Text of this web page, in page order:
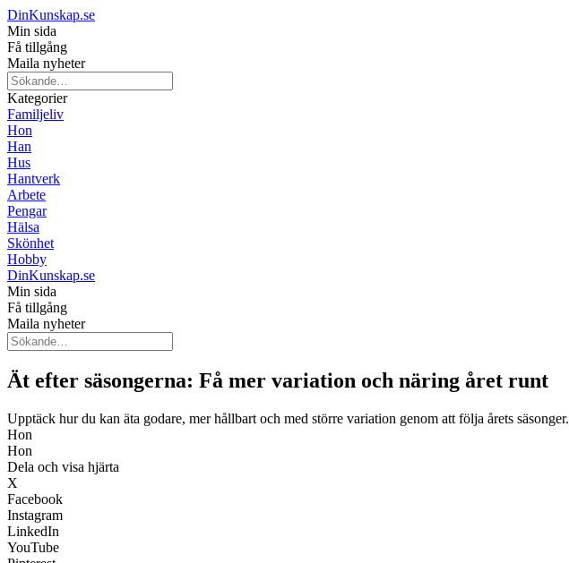
DinKunskap.se
Min sida
Få tillgång
Maila nyheter
Kategorier
Familjeliv
Hon
Han
Hus
Hantverk
Arbete
Pengar
Hälsa
Skönhet
Hobby
DinKunskap.se
Min sida
Få tillgång
Maila nyheter
Ät efter säsongerna: Få mer variation och näring året runt
Upptäck hur du kan äta godare, mer hållbart och med större variation genom att följa årets säsonger.
Hon
Hon
Dela och visa hjärta
X
Facebook
Instagram
LinkedIn
YouTube